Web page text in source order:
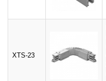
XTS-23